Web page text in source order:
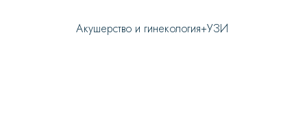
Акушерство и гинекология+УЗИ